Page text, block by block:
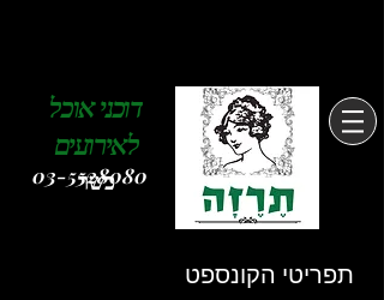
03-5528080
דוכני אוכל
לאירועים
תפריטי הקונספט
כשר